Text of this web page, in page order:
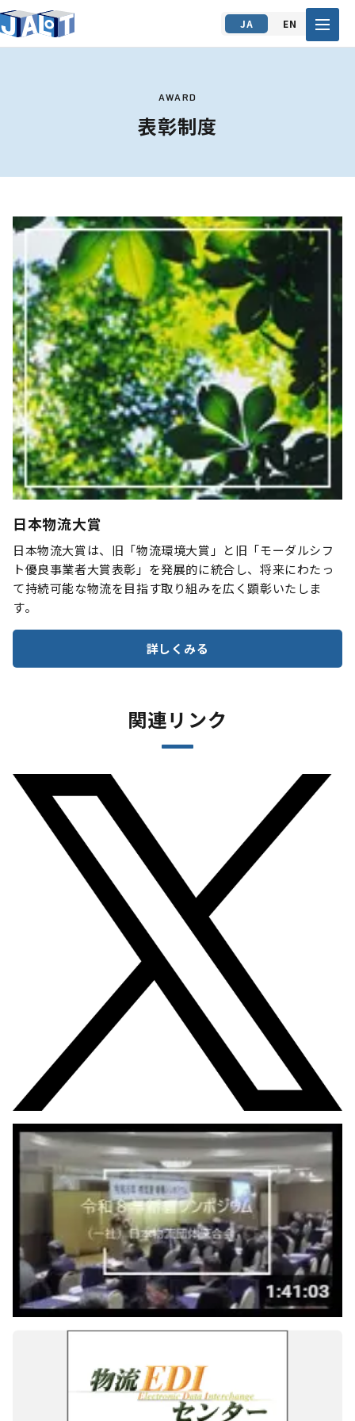
JA EN
AWARD
表彰制度
日本物流大賞
日本物流大賞は、旧「物流環境大賞」と旧「モーダルシフ
ト優良事業者大賞表彰」を発展的に統合し、将来にわたっ
て持続可能な物流を目指す取り組みを広く顕彰いたしま
す。
詳しくみる
関連リンク